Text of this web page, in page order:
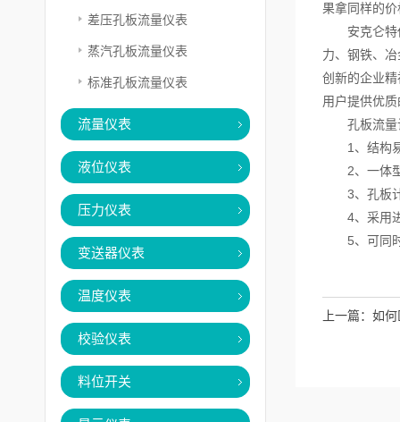
差压孔板流量仪表
蒸汽孔板流量仪表
标准孔板流量仪表
流量仪表
液位仪表
压力仪表
变送器仪表
温度仪表
校验仪表
料位开关
果拿同样的
安克仑特仪
力、钢铁、
创新的企业
用户提供优
孔板流量
1、结构易
2、一体型
3、孔板计
4、采用进
5、可同时
上一篇： 如何